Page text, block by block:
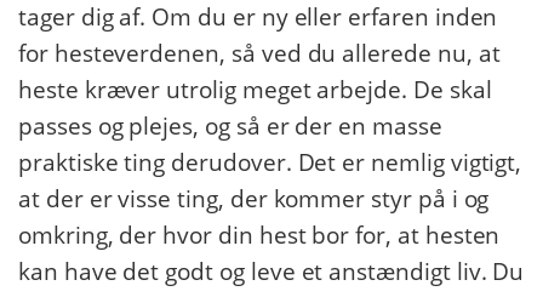
tager dig af. Om du er ny eller erfaren inden
for hesteverdenen, så ved du allerede nu, at
heste kræver utrolig meget arbejde. De skal
passes og plejes, og så er der en masse
praktiske ting derudover. Det er nemlig vigtigt,
at der er visse ting, der kommer styr på i og
omkring, der hvor din hest bor for, at hesten
kan have det godt og leve et anstændigt liv. Du